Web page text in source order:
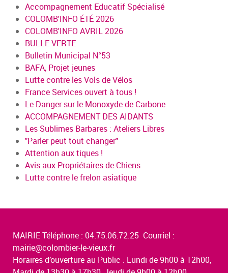
Accompagnement Educatif Spécialisé
COLOMB'INFO ÉTÉ 2026
COLOMB'INFO AVRIL 2026
BULLE VERTE
Bulletin Municipal N°53
BAFA, Projet jeunes
Lutte contre les Vols de Vélos
France Services ouvert à tous !
Le Danger sur le Monoxyde de Carbone
ACCOMPAGNEMENT DES AIDANTS
Les Sublimes Barbares : Ateliers Libres
"Parler peut tout changer"
Attention aux tiques !
Avis aux Propriétaires de Chiens
Lutte contre le frelon asiatique
MAIRIE Téléphone : 04.75.06.72.25 Courriel :
mairie@colombier-le-vieux.fr
Horaires d’ouverture au Public : Lundi de 9h00 à 12h00,